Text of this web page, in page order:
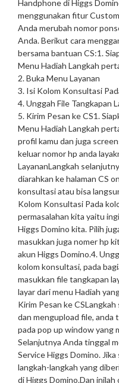
Handphone di Higgs
menggunakan fitur
Anda merubah nomor
Anda. Berikut cara
bersama bantuan CS:1.
Menu Hadiah Langkah
2. Buka Menu Layanan
3. Isi Kolom Konsultasi
4. Unggah File Tangkapan
5. Kirim Pesan ke CS1.
Menu Hadiah Langkah
profil kamu dan juga
keluar nomor hp anda
LayananLangkah
diarahkan ke halaman CS
konsultasi atau bisa
Kolom Konsultasi Pada
permasalahan kita yaitu
Higgs Domino kita. Pilih
masukkan juga nomer hp
akun Higgs Domino.4.
kolom konsultasi, pada
masukkan file tangkapan
layar dari menu Hadiah
Kirim Pesan ke CSLangkah
dan mengupload file, anda
pada pop up window yang
Selanjutnya Anda tinggal
Service Higgs Domino.
langkah-langkah yang
di Higgs Domino.Dan inilah